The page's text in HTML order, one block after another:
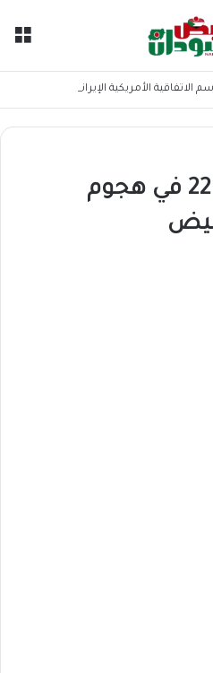
مقـ.ـتل 7 وإصابة 22 في هجوم